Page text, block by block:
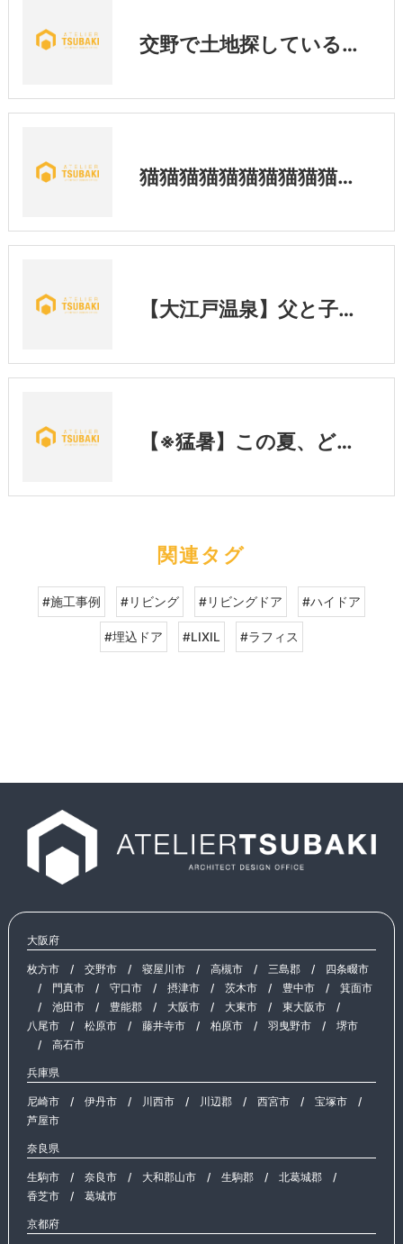
交野で土地探している方✨ぜひご検討ください♪
猫猫猫猫猫猫猫猫猫猫猫猫
【大江戸温泉】父と子と甥姪と
【※猛暑】この夏、どう過ごす？
関連タグ
#施工事例 #リビング #リビングドア #ハイドア
#埋込ドア #LIXIL #ラフィス
大阪府
枚方市/ 交野市/ 寝屋川市/ 高槻市/ 三島郡/ 四条畷市
/ 門真市/ 守口市/ 摂津市/ 茨木市/ 豊中市/ 箕面市
/ 池田市/ 豊能郡/ 大阪市/ 大東市/ 東大阪市/
八尾市/ 松原市/ 藤井寺市/ 柏原市/ 羽曳野市/ 堺市
/ 高石市
兵庫県
尼崎市/ 伊丹市/ 川西市/ 川辺郡/ 西宮市/ 宝塚市/
芦屋市
奈良県
生駒市/ 奈良市/ 大和郡山市/ 生駒郡/ 北葛城郡/
香芝市/ 葛城市
京都府